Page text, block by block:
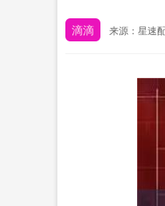
滴滴 来源：星速